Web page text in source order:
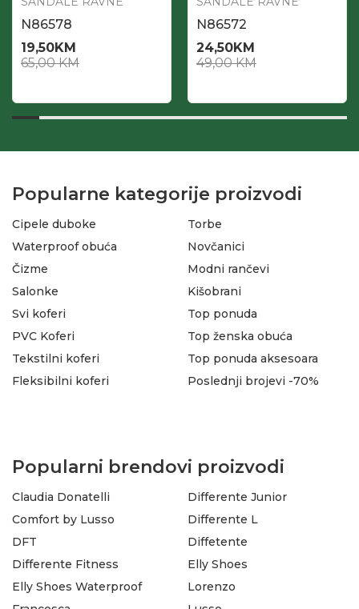
N86578
19,50KM
65,00KM
N86572
24,50KM
49,00KM
Popularne kategorije proizvodi
Cipele duboke
Waterproof obuća
Čizme
Salonke
Torbe
Novčanici
Modni rančevi
Kišobrani
Svi koferi
PVC Koferi
Tekstilni koferi
Fleksibilni koferi
Top ponuda
Top ženska obuća
Top ponuda aksesoara
Poslednji brojevi -70%
Popularni brendovi proizvodi
Claudia Donatelli
Comfort by Lusso
DFT
Differente Fitness
Differente Junior
Differente L
Diffetente
Elly Shoes
Elly Shoes Waterproof
Lorenzo